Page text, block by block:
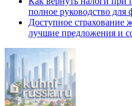
полное руководство для
Доступное страхование
лучшие предложения и